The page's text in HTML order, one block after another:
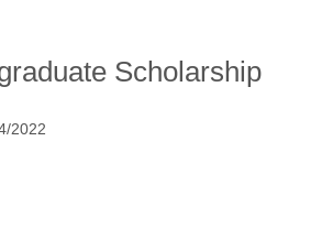
Scholarship
2022